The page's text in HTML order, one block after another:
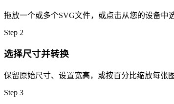
拖放一个或多个SVG文件，或点击从您的设备中
Step 2
选择尺寸并转换
保留原始尺寸、设置宽高，或按百分比缩放每张
Step 3